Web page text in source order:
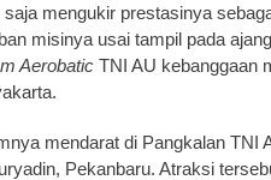
saja mengukir prestasinya
misinya usai tampil pada
Aerobatic TNI AU kebanggaan
mendarat di Pangkalan TNI
Pekanbaru. Atraksi